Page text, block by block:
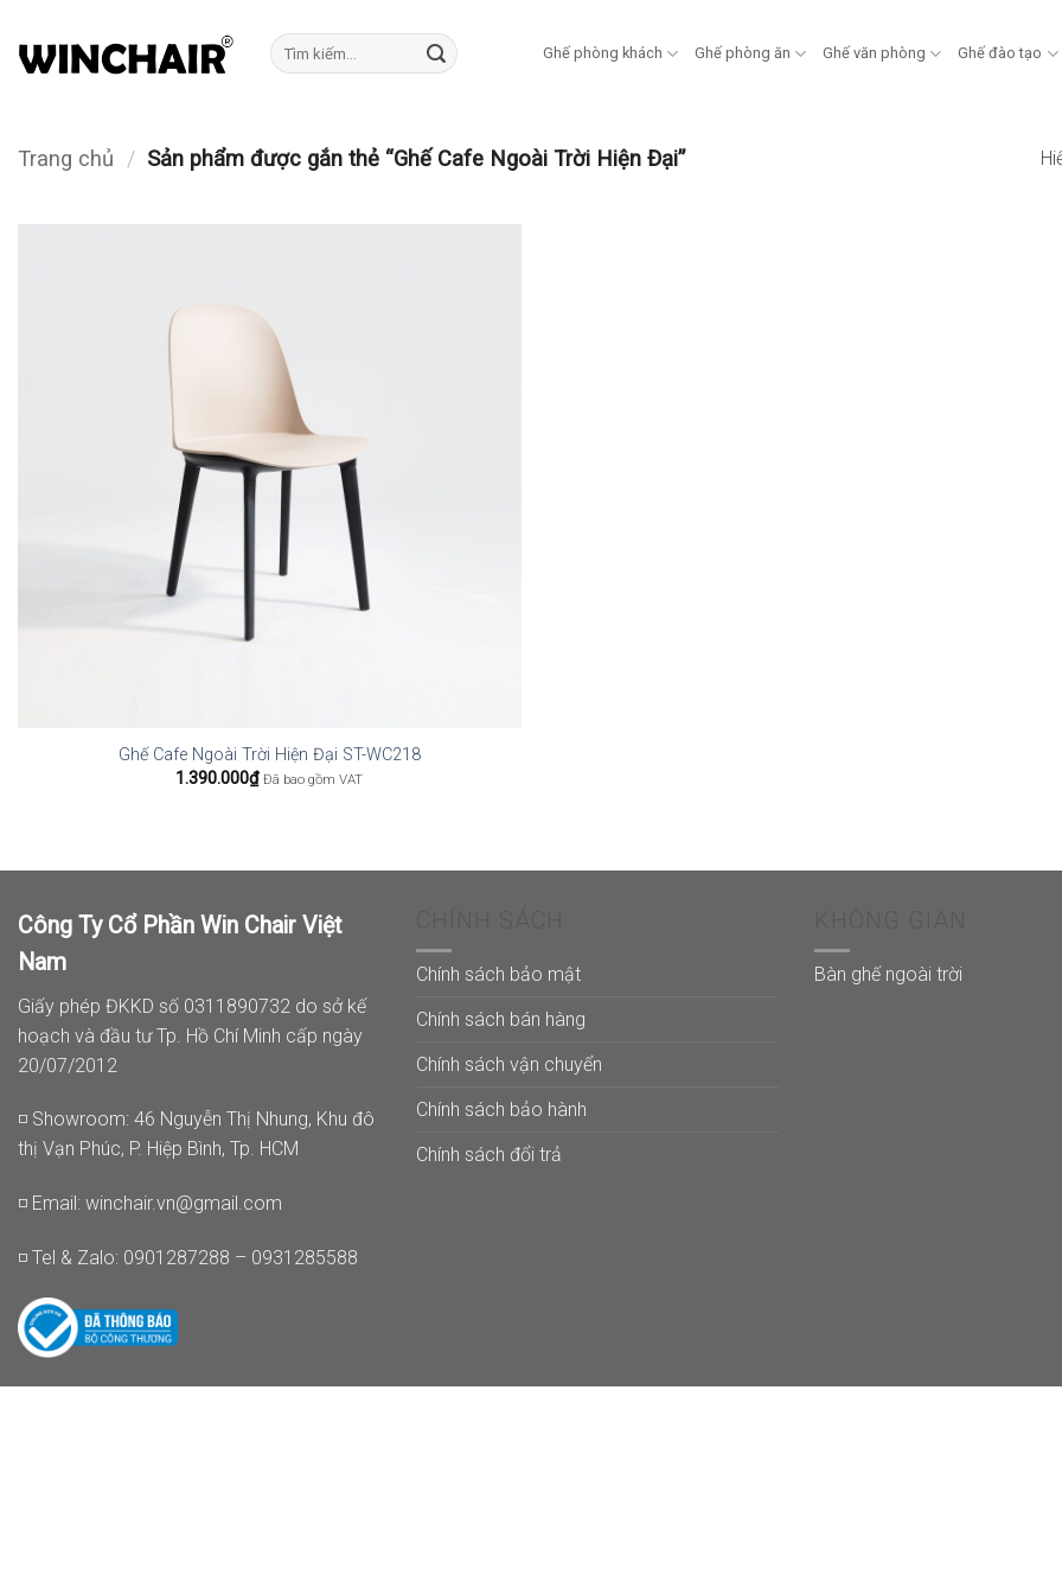
qua
Tìm
kiếm:
Ghế phòng khách Ghế phòng ăn Ghế văn phòng Ghế đào tạo
Trang chủ / Sản phẩm được gắn thẻ “Ghế Cafe Ngoài Trời Hiện Đại”
Ghế Cafe Ngoài Trời Hiện Đại ST-WC218
1.390.000₫ Đã bao gồm VAT
Công Ty Cổ Phần Win Chair Việt
Nam
Giấy phép ĐKKD số 0311890732 do sở kế
hoạch và đầu tư Tp. Hồ Chí Minh cấp ngày
20/07/2012
◽ Showroom: 46 Nguyễn Thị Nhung, Khu đô
thị Vạn Phúc, P. Hiệp Bình, Tp. HCM
◽ Email: winchair.vn@gmail.com
◽ Tel & Zalo: 0901287288 – 0931285588
Chính sách bảo mật
Chính sách bán hàng
Chính sách vận chuyển
Chính sách bảo hành
Chính sách đổi trả
Bàn ghế ngoài trời